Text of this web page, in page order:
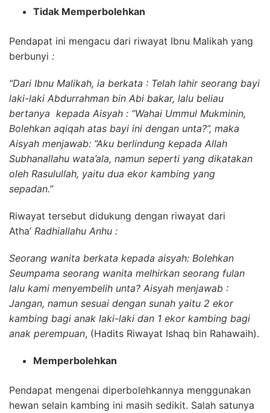
Tidak Memperbolehkan
Pendapat ini mengacu dari riwayat Ibnu Malikah yang
berbunyi :
“Dari Ibnu Malikah, ia berkata : Telah lahir seorang bayi
laki-laki Abdurrahman bin Abi bakar, lalu beliau
bertanya kepada Aisyah : “Wahai Ummul Mukminin,
Bolehkan aqiqah atas bayi ini dengan unta?”, maka
Aisyah menjawab: “Aku berlindung kepada Allah
Subhanallahu wata’ala, namun seperti yang dikatakan
oleh Rasulullah, yaitu dua ekor kambing yang
sepadan.”
Riwayat tersebut didukung dengan riwayat dari
Atha’ Radhiallahu Anhu :
Seorang wanita berkata kepada aisyah: Bolehkan
Seumpama seorang wanita melhirkan seorang fulan
lalu kami menyembelih unta? Aisyah menjawab :
Jangan, namun sesuai dengan sunah yaitu 2 ekor
kambing bagi anak laki-laki dan 1 ekor kambing bagi
anak perempuan, (Hadits Riwayat Ishaq bin Rahawaih).
Memperbolehkan
Pendapat mengenai diperbolehkannya menggunakan
hewan selain kambing ini masih sedikit. Salah satunya